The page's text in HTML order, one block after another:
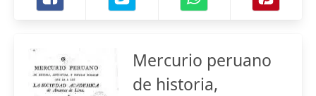
Mercurio peruano
de historia,